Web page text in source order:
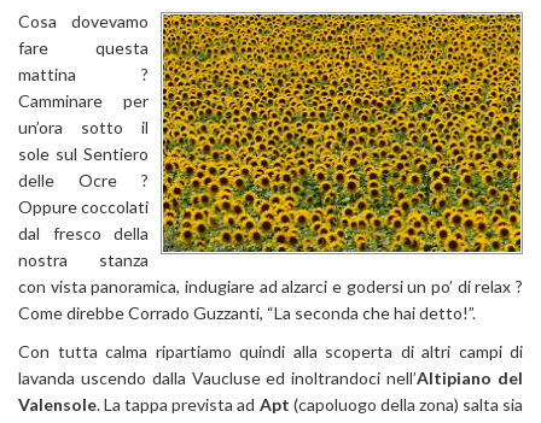
Cosa dovevamo
fare questa
mattina ?
Camminare per
un’ora sotto il
sole sul Sentiero
delle Ocre ?
Oppure coccolati
dal fresco della
nostra stanza
con vista panoramica, indugiare ad alzarci e godersi un po’ di relax ?
Come direbbe Corrado Guzzanti, “La seconda che hai detto!”.
Con tutta calma ripartiamo quindi alla scoperta di altri campi di
lavanda uscendo dalla Vaucluse ed inoltrandoci nell’Altipiano del
Valensole. La tappa prevista ad Apt (capoluogo della zona) salta sia